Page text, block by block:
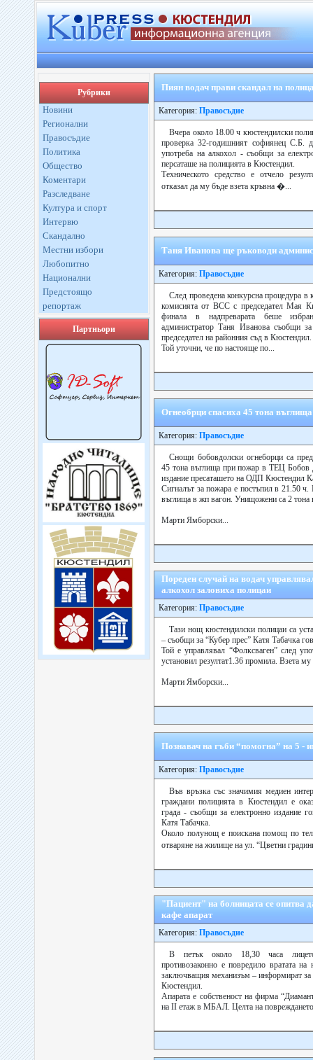
Рубрики
Новини
Регионални
Правосъдие
Политика
Общество
Коментари
Разследване
Култура и спорт
Интервю
Скандално
Местни избори
Любопитно
Национални
Предстоящо
репортаж
Партньори
Пиян водач прави скандал на
Категория: Правосъдие
Вчера около 18.00 ч кюстендилски
проверка 32-годишният софиянец С.Б.
употреба на алкохол - съобщи за
персаташе на полицията в Кюстендил.
Техническото средство е отчело
отказал да му бъде взета кръвна �...
Таня Иванова ще ръководи
Категория: Правосъдие
След проведена конкурсна процедура в
комисията от ВСС с председател Мая
финала в надпреварата беше
администратор Таня Иванова съобщи
председател на районния съд в Кюстендил.
Той уточни, че по настояще по...
Огнеобрци спасиха 45 тона
Категория: Правосъдие
Снощи бобовдолски огнеборци са
45 тона въглища при пожар в ТЕЦ Бобов
издание пресаташето на ОДП Кюстендил
Сигналът за пожара е постъпил в 21.50 ч.
въглища в жп вагон. Унищожени са 2 тона
Марти Ямборски...
Пореден случай на водач
алкохол заловиха полицаи
Категория: Правосъдие
Тази нощ кюстендилски полицаи са
– съобщи за “Кубер прес” Катя Табачка
Той е управлявал “Фолксваген” след
установил резултат1.36 промила. Взета
Марти Ямборски...
Познавач на гъби “помогна” на 5 -
Категория: Правосъдие
Във връзка със значимия медиен
граждани полицията в Кюстендил е
града - съобщи за електронно издание
Катя Табачка.
Около полунощ е поискана помощ по
отваряне на жилище на ул. “Цветни
"Пациент" на болницата се опитва
кафе апарат
Категория: Правосъдие
В петък около 18,30 часа
противозаконно е повредило вратата
заключващия механизъм – информират
Кюстендил.
Апарата е собственост на фирма
на ІІ етаж в МБАЛ. Целта на